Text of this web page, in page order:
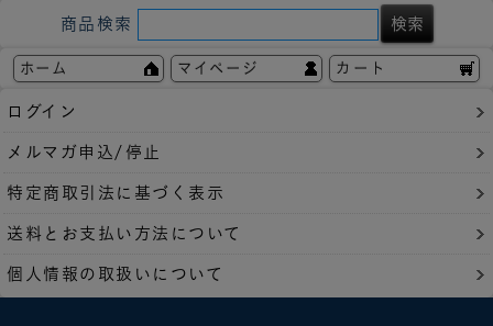
商品検索
ホーム マイページ カート
ログイン
メルマガ申込/停止
特定商取引法に基づく表示
送料とお支払い方法について
個人情報の取扱いについて